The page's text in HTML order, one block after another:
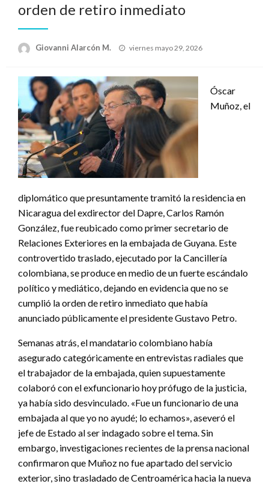
orden de retiro inmediato
Giovanni Alarcón M.
Publicado
viernes mayo 29, 2026
Óscar
Muñoz, el
diplomático que presuntamente tramitó la residencia en
Nicaragua del exdirector del Dapre, Carlos Ramón
González, fue reubicado como primer secretario de
Relaciones Exteriores en la embajada de Guyana. Este
controvertido traslado, ejecutado por la Cancillería
colombiana, se produce en medio de un fuerte escándalo
político y mediático, dejando en evidencia que no se
cumplió la orden de retiro inmediato que había
anunciado públicamente el presidente Gustavo Petro.
Semanas atrás, el mandatario colombiano había
asegurado categóricamente en entrevistas radiales que
el trabajador de la embajada, quien supuestamente
colaboró con el exfuncionario hoy prófugo de la justicia,
ya había sido desvinculado. «Fue un funcionario de una
embajada al que yo no ayudé; lo echamos», aseveró el
jefe de Estado al ser indagado sobre el tema. Sin
embargo, investigaciones recientes de la prensa nacional
confirmaron que Muñoz no fue apartado del servicio
exterior, sino trasladado de Centroamérica hacia la nueva